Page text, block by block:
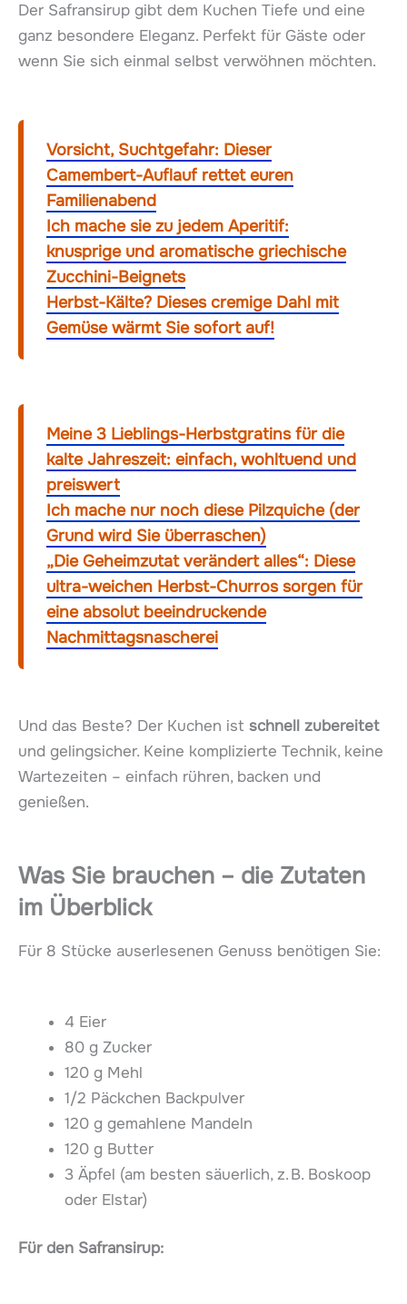
Der Safransirup gibt dem Kuchen Tiefe und eine
ganz besondere Eleganz. Perfekt für Gäste oder
wenn Sie sich einmal selbst verwöhnen möchten.
Vorsicht, Suchtgefahr: Dieser
Camembert-Auflauf rettet euren
Familienabend
Ich mache sie zu jedem Aperitif:
knusprige und aromatische griechische
Zucchini-Beignets
Herbst-Kälte? Dieses cremige Dahl mit
Gemüse wärmt Sie sofort auf!
Meine 3 Lieblings-Herbstgratins für die
kalte Jahreszeit: einfach, wohltuend und
preiswert
Ich mache nur noch diese Pilzquiche (der
Grund wird Sie überraschen)
„Die Geheimzutat verändert alles“: Diese
ultra-weichen Herbst-Churros sorgen für
eine absolut beeindruckende
Nachmittagsnascherei
Und das Beste? Der Kuchen ist schnell zubereitet
und gelingsicher. Keine komplizierte Technik, keine
Wartezeiten – einfach rühren, backen und
genießen.
Was Sie brauchen – die Zutaten
im Überblick
Für 8 Stücke auserlesenen Genuss benötigen Sie:
4 Eier
80 g Zucker
120 g Mehl
1/2 Päckchen Backpulver
120 g gemahlene Mandeln
120 g Butter
3 Äpfel (am besten säuerlich, z. B. Boskoop
oder Elstar)
Für den Safransirup: